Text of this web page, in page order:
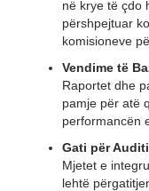
në krye të çdo
përshpejtuar
komisioneve
Vendime të
Raportet dhe
pamje për atë
performancën
Gati për
Mjetet e
lehtë